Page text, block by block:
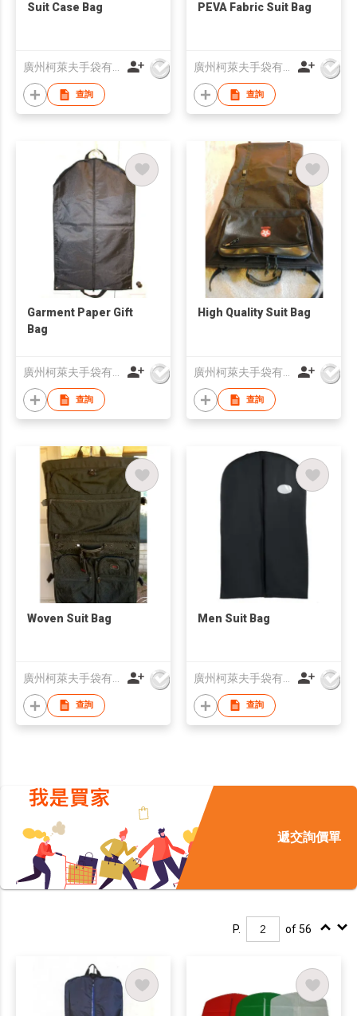
Suit Case Bag
查詢
PEVA Fabric Suit Bag
查詢
Garment Paper Gift
Bag
廣州柯萊夫手袋有限公司
查詢
High Quality Suit Bag
廣州柯萊夫手袋有限公司
查詢
Woven Suit Bag
查詢
Men Suit Bag
查詢
遞交詢價單
P. of 56